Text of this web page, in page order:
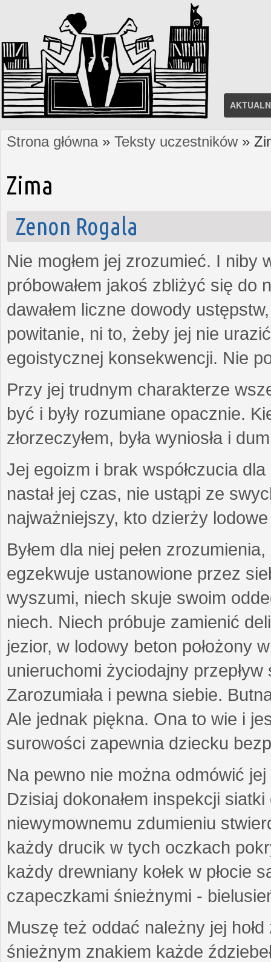
Jesteś tutaj
Strona główna» Teksty uczestników»
Zima
Zenon Rogala
Nie mogłem jej zrozumieć. I
próbowałem jakoś zbliżyć się do
dawałem liczne dowody
powitanie, ni to, żeby jej nie
egoistycznej konsekwencji. Nie
Przy jej trudnym charakterze
być i były rozumiane opacznie.
złorzeczyłem, była wyniosła i
Jej egoizm i brak współczucia
nastał jej czas, nie ustąpi ze
najważniejszy, kto dzierży
Byłem dla niej pełen
egzekwuje ustanowione przez
wyszumi, niech skuje swoim
niech. Niech próbuje zamienić
jezior, w lodowy beton położony
unieruchomi życiodajny
Zarozumiała i pewna siebie.
Ale jednak piękna. Ona to wie i
surowości zapewnia dziecku
Na pewno nie można odmówić
Dzisiaj dokonałem inspekcji
niewymownemu zdumieniu
każdy drucik w tych oczkach
każdy drewniany kołek w płocie
czapeczkami śnieżnymi -
Muszę też oddać należny jej
śnieżnym znakiem każde